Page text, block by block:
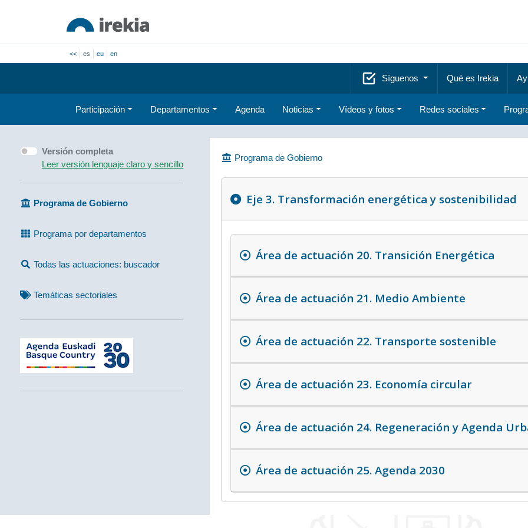
<< es eu en
Síguenos Qué es Irekia
Participación Departamentos Agenda Noticias Vídeos y fotos Redes sociales
Versión completa
Leer versión lenguaje claro y sencillo
Programa de Gobierno
Programa por departamentos
Todas las actuaciones: buscador
Temáticas sectoriales
Programa de Gobierno
Eje 3. Transformación energética y sostenibilidad
Área de actuación 20. Transición Energética
Área de actuación 21. Medio Ambiente
Área de actuación 22. Transporte sostenible
Área de actuación 23. Economía circular
Área de actuación 24. Regeneración y Agenda
Área de actuación 25. Agenda 2030